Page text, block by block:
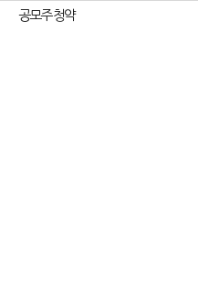
공모주 청약